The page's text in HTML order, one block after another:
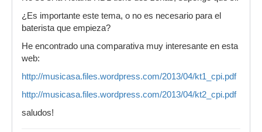
¿Es importante este tema, o no es necesario para el
baterista que empieza?
He encontrado una comparativa muy interesante en esta
web:
http://musicasa.files.wordpress.com/2013/04/kt1_cpi.pdf
http://musicasa.files.wordpress.com/2013/04/kt2_cpi.pdf
saludos!